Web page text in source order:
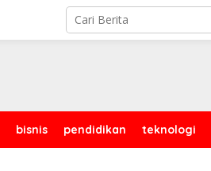
bisnis pendidikan teknologi